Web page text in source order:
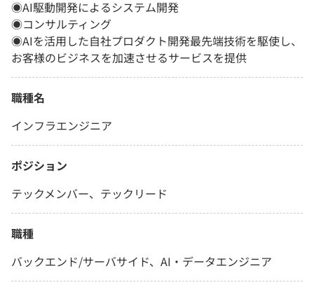
◉AI駆動開発によるシステム開発
◉コンサルティング
◉AIを活用した自社プロダクト開発最先端技術を駆使し、
お客様のビジネスを加速させるサービスを提供
職種名
インフラエンジニア
ポジション
テックメンバー、テックリード
職種
バックエンド/サーバサイド、AI・データエンジニア